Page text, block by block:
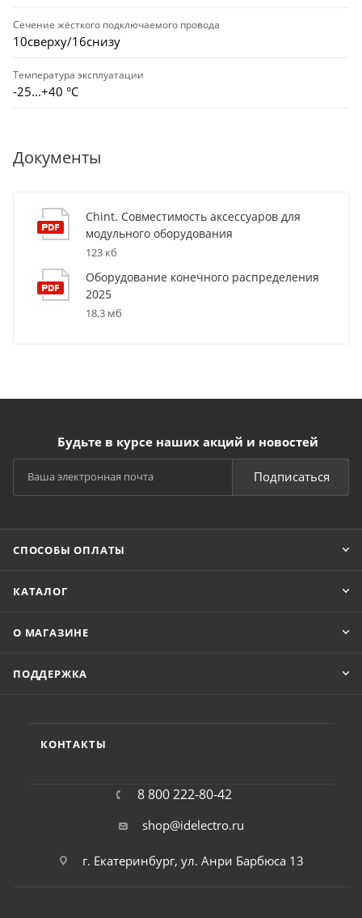
Сечение жёсткого подключаемого провода
10сверху/16снизу
Температура эксплуатации
-25...+40 °С
Документы
Chint. Совместимость аксессуаров для
модульного оборудования
123 кб
Оборудование конечного распределения
2025
18,3 мб
Будьте в курсе наших акций и новостей
Подписаться
СПОСОБЫ ОПЛАТЫ
КАТАЛОГ
О МАГАЗИНЕ
ПОДДЕРЖКА
КОНТАКТЫ
8 800 222-80-42
shop@idelectro.ru
г. Екатеринбург, ул. Анри Барбюса 13